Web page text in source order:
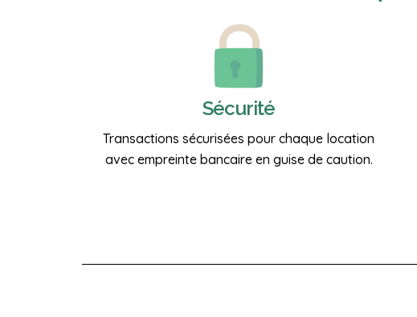
Sécurité
Transactions sécurisées pour chaque location
avec empreinte bancaire en guise de caution.